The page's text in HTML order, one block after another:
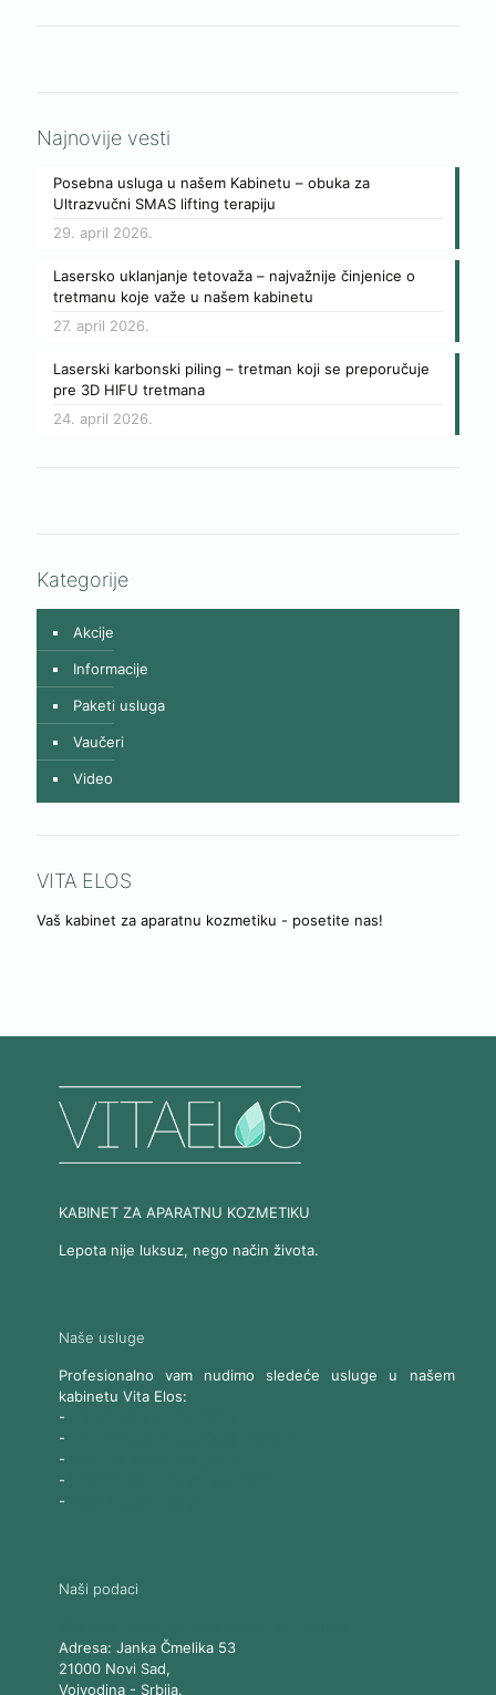
Najnovije vesti
Posebna usluga u našem Kabinetu – obuka za
Ultrazvučni SMAS lifting terapiju
29. april 2026.
Lasersko uklanjanje tetovaža – najvažnije činjenice o
tretmanu koje važe u našem kabinetu
27. april 2026.
Laserski karbonski piling – tretman koji se preporučuje
pre 3D HIFU tretmana
24. april 2026.
Kategorije
Akcije
Informacije
Paketi usluga
Vaučeri
Video
VITA ELOS
Vaš kabinet za aparatnu kozmetiku - posetite nas!
KABINET ZA APARATNU KOZMETIKU
Lepota nije luksuz, nego način života.
Naše usluge
Profesionalno vam nudimo sledeće usluge u našem
kabinetu Vita Elos:
-
-
-
-
-
Naši podaci
Adresa: Janka Čmelika 53
21000 Novi Sad,
Vojvodina- Srbija.